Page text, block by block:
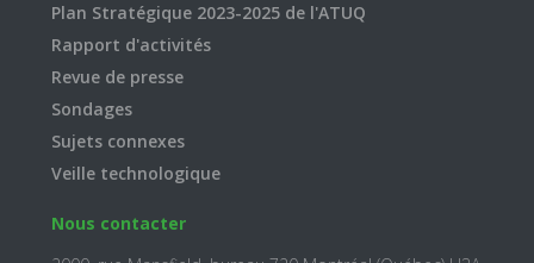
Plan Stratégique 2023-2025 de l'ATUQ
Rapport d'activités
Revue de presse
Sondages
Sujets connexes
Veille technologique
Nous contacter